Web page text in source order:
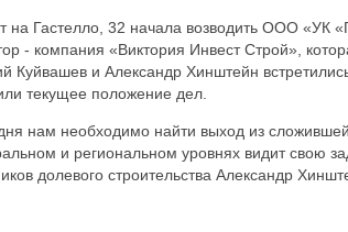
на Гастелло, 32 начала возводить ООО «УК
- компания «Виктория Инвест Строй»,
Куйвашев и Александр Хинштейн
текущее положение дел.
нам необходимо найти выход из
и региональном уровнях видит свою
долевого строительства Александр